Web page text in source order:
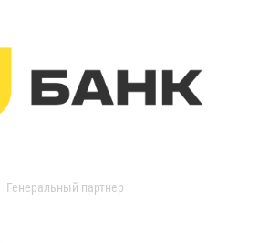
Генеральный партнер